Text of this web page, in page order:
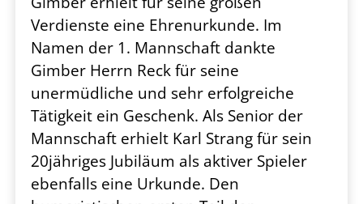
Verdienste eine Ehrenurkunde. Im
Namen der 1. Mannschaft dankte
Gimber Herrn Reck für seine
unermüdliche und sehr erfolgreiche
Tätigkeit ein Geschenk. Als Senior der
Mannschaft erhielt Karl Strang für sein
20jähriges Jubiläum als aktiver Spieler
ebenfalls eine Urkunde. Den